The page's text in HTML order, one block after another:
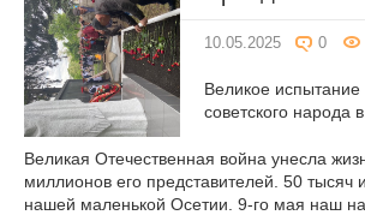
10.05.2025 0
Великое
советского народа
Великая Отечественная война унесла
миллионов его представителей. 50 тысяч
нашей маленькой Осетии. 9-го мая наш